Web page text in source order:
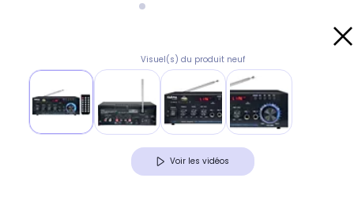
Visuel(s) du produit neuf
Voir les vidéos